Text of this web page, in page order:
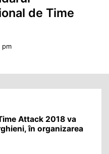
de Time
pm
Attack 2018 va
în organizarea